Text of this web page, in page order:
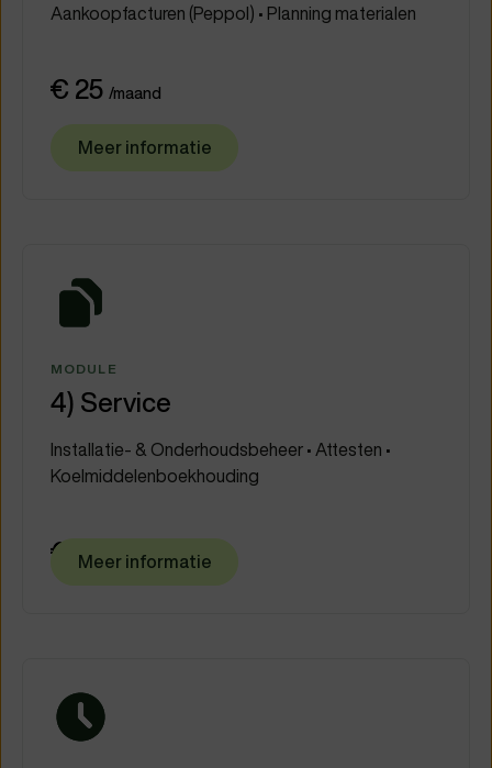
Aankoopfacturen (Peppol) • Planning materialen
€ 25 /maand
Meer informatie
MODULE
4) Service
Installatie- & Onderhoudsbeheer • Attesten •
Koelmiddelenboekhouding
€ 50/maand
Meer informatie